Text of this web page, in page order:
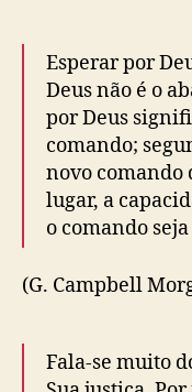
Esperar por
Deus não é o
por Deus
comando;
novo comando
lugar, a
o comando
(G. Campbell
Fala-se muito